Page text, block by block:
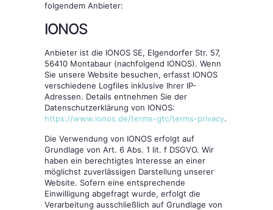
folgendem Anbieter:
IONOS
Anbieter ist die IONOS SE, Elgendorfer Str. 57,
56410 Montabaur (nachfolgend IONOS). Wenn
Sie unsere Website besuchen, erfasst IONOS
verschiedene Logfiles inklusive Ihrer IP-
Adressen. Details entnehmen Sie der
Datenschutzerklärung von IONOS:
https://www.ionos.de/terms-gtc/terms-privacy.
Die Verwendung von IONOS erfolgt auf
Grundlage von Art. 6 Abs. 1 lit. f DSGVO. Wir
haben ein berechtigtes Interesse an einer
möglichst zuverlässigen Darstellung unserer
Website. Sofern eine entsprechende
Einwilligung abgefragt wurde, erfolgt die
Verarbeitung ausschließlich auf Grundlage von